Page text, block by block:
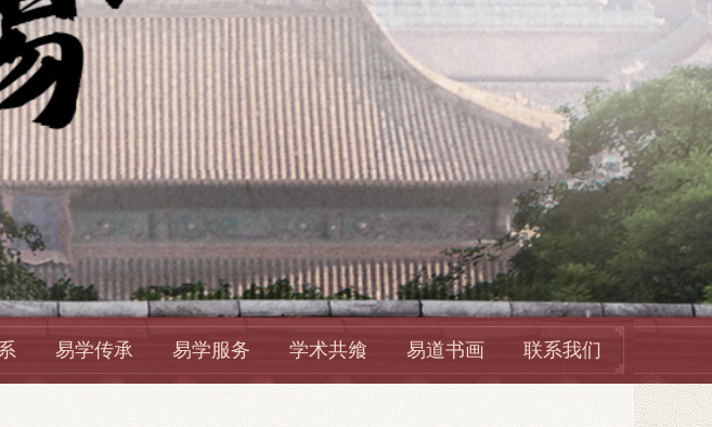
易学传承 易学服务 学术共飨 易道书画 联系我们